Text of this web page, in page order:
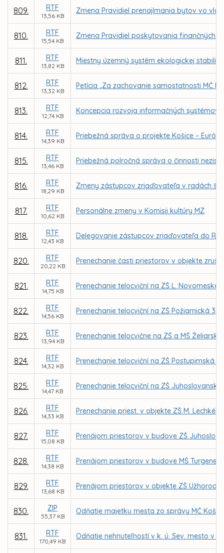
809. RTF
13,56 KB
Zmena Pravidiel prenajímania bytov vo
810. RTF
15,54 KB
Zmena Pravidiel poskytovania finančných
811. RTF
13,82 KB
Miestny územný systém ekologickej
812. RTF
13,32 KB
Petícia „Za zachovanie samostatnosti MČ
813. RTF
12,74 KB
Koncepcia rozvoja informačných systémov
814. RTF
14,39 KB
Priebežná správa o projekte Košice –
815. RTF
13,46 KB
Priebežná polročná správa o činnosti
816. RTF
18,29 KB
Zmeny zástupcov zriaďovateľa v radách
817. RTF
10,62 KB
Personálne zmeny v Komisii kultúry MZ
818. RTF
12,43 KB
Delegovanie zástupcov zriaďovateľa do
820. RTF
20,22 KB
Prenechanie časti priestorov v objekte zruš.
821. RTF
14,75 KB
Prenechanie telocviční na ZŠ L.
822. RTF
14,56 KB
Prenechanie telocviční na ZŠ Požiarnická
823. RTF
13,94 KB
Prenechanie telocvične na ZŠ a MŠ
824. RTF
14,32 KB
Prenechanie telocviční na ZŠ Postupimská
825. RTF
14,47 KB
Prenechanie telocviční na ZŠ
826. RTF
14,33 KB
Prenechanie priest. v objekte ZŠ M.
827. RTF
15,08 KB
Prenájom priestorov v budove ZŠ
828. RTF
14,38 KB
Prenájom priestorov v budove MŠ
829. RTF
13,68 KB
Prenájom priestorov v objekte ZŠ
830. ZIP
55,37 KB
Odňatie majetku mesta zo správy MČ
831. RTF
170,49 KB
Odňatie nehnuteľností v k. ú. Sev. mesto v